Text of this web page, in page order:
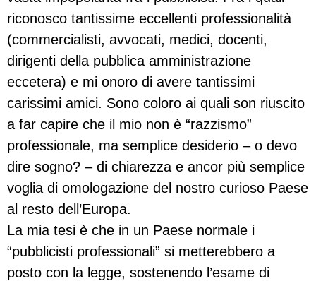
riconosco tantissime eccellenti professionalità
(commercialisti, avvocati, medici, docenti,
dirigenti della pubblica amministrazione
eccetera) e mi onoro di avere tantissimi
carissimi amici. Sono coloro ai quali son riuscito
a far capire che il mio non è “razzismo”
professionale, ma semplice desiderio – o devo
dire sogno? – di chiarezza e ancor più semplice
voglia di omologazione del nostro curioso Paese
al resto dell’Europa.
La mia tesi è che in un Paese normale i
“pubblicisti professionali” si metterebbero a
posto con la legge, sostenendo l’esame di